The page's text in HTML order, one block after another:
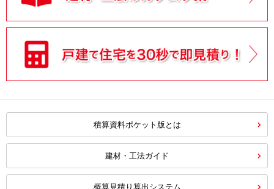
積算資料ポケット版とは
建材・工法ガイド
概算見積り算出システム